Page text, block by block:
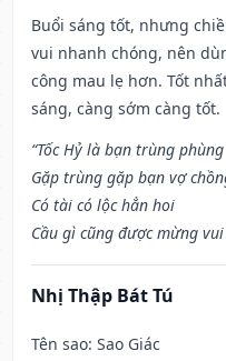
Buổi sáng tốt, nhưng
vui nhanh chóng, nên
công mau lẹ hơn. Tốt
sáng, càng sớm càng tốt.
“Tốc Hỷ là bạn trùng phùng
Gặp trùng gặp bạn vợ
Có tài có lộc hẳn hoi
Cầu gì cũng được mừng
Nhị Thập Bát Tú
Tên sao: Sao Giác